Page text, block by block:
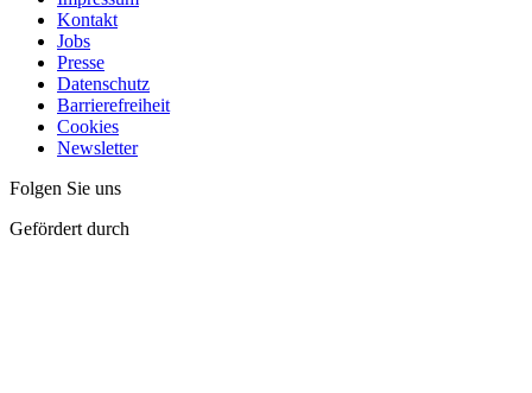
Kontakt
Jobs
Presse
Datenschutz
Barrierefreiheit
Cookies
Newsletter
Folgen Sie uns
Gefördert durch